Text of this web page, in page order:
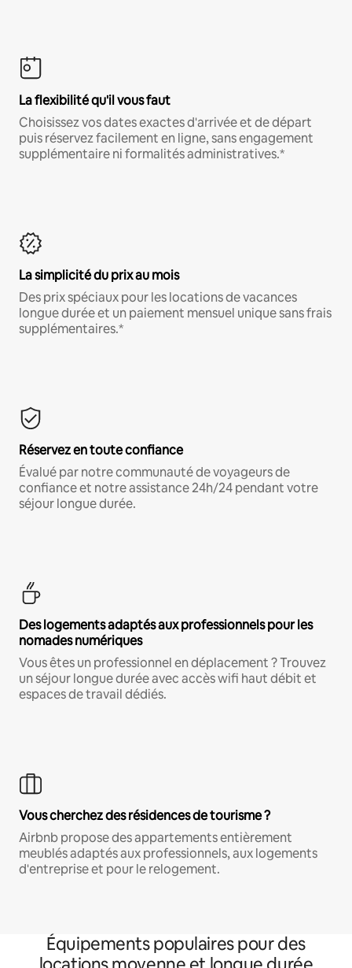
La flexibilité qu'il vous faut
Choisissez vos dates exactes d'arrivée et de départ
puis réservez facilement en ligne, sans engagement
supplémentaire ni formalités administratives.*
La simplicité du prix au mois
Des prix spéciaux pour les locations de vacances
longue durée et un paiement mensuel unique sans frais
supplémentaires.*
Réservez en toute confiance
Évalué par notre communauté de voyageurs de
confiance et notre assistance 24h/24 pendant votre
séjour longue durée.
Des logements adaptés aux professionnels pour les
nomades numériques
Vous êtes un professionnel en déplacement ? Trouvez
un séjour longue durée avec accès wifi haut débit et
espaces de travail dédiés.
Vous cherchez des résidences de tourisme ?
Airbnb propose des appartements entièrement
meublés adaptés aux professionnels, aux logements
d'entreprise et pour le relogement.
Équipements populaires pour des